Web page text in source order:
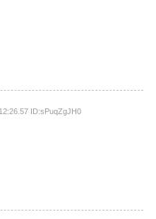
ID:sPuqZgJH0